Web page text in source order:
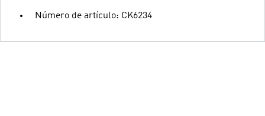
Número de artículo: CK6234